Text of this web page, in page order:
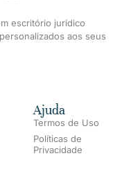
escritório jurídico
aos seus
Ajuda
Termos de Uso
Políticas de
Privacidade